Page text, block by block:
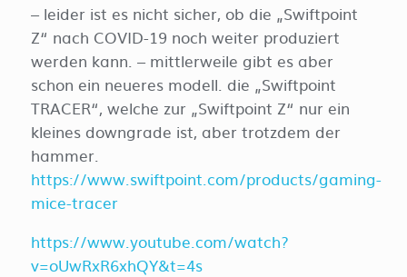
– leider ist es nicht sicher, ob die „Swiftpoint
Z“ nach COVID-19 noch weiter produziert
werden kann. – mittlerweile gibt es aber
schon ein neueres modell. die „Swiftpoint
TRACER“, welche zur „Swiftpoint Z“ nur ein
kleines downgrade ist, aber trotzdem der
hammer.
https://www.swiftpoint.com/products/gaming-
mice-tracer
https://www.youtube.com/watch?
v=oUwRxR6xhQY&t=4s